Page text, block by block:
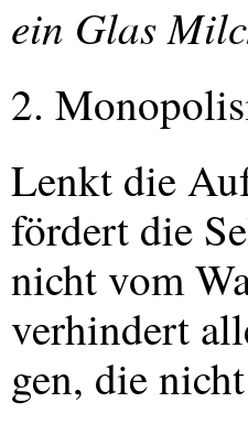
ein Glas
2.
Lenkt die
fördert die
nicht vom
verhindert
gen, die